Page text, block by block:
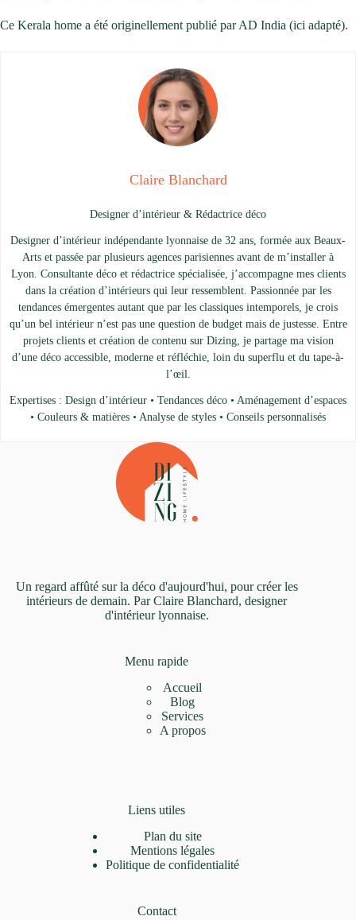
Ce Kerala home a été originellement publié par AD India (ici adapté).
Claire Blanchard
Designer d’intérieur & Rédactrice déco
Designer d’intérieur indépendante lyonnaise de 32 ans, formée aux Beaux-
Arts et passée par plusieurs agences parisiennes avant de m’installer à
Lyon. Consultante déco et rédactrice spécialisée, j’accompagne mes clients
dans la création d’intérieurs qui leur ressemblent. Passionnée par les
tendances émergentes autant que par les classiques intemporels, je crois
qu’un bel intérieur n’est pas une question de budget mais de justesse. Entre
projets clients et création de contenu sur Dizing, je partage ma vision
d’une déco accessible, moderne et réfléchie, loin du superflu et du tape-à-
l’œil.
Expertises : Design d’intérieur • Tendances déco • Aménagement d’espaces
• Couleurs & matières • Analyse de styles • Conseils personnalisés
Un regard affûté sur la déco d'aujourd'hui, pour créer les
intérieurs de demain. Par Claire Blanchard, designer
d'intérieur lyonnaise.
Menu rapide
Accueil
Blog
Services
A propos
Liens utiles
Plan du site
Mentions légales
Politique de confidentialité
Contact